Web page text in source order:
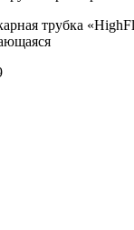
трубка